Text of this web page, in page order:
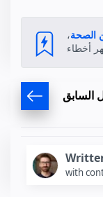
الصحة،
السابق
with